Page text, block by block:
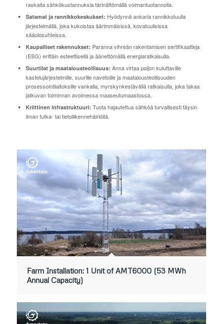
raskaita sähkökustannuksia tärinättömällä voimantuotannolla.
Satamat ja rannikkokeskukset: Hyödynnä ankaria rannikkotuulia
järjestelmällä, joka kukoistaa äärimmäisissä, kovatuulisissa
sääolosuhteissa.
Kaupalliset rakennukset: Paranna vihreän rakentamisen sertifikaatteja
(ESG) erittäin esteettisellä ja äänettömällä energiaratkaisulla.
Suurtilat ja maatalousteollisuus: Anna virtaa paljon kuluttaville
kastelujärjestelmille, suurille navetoille ja maatalousteollisuuden
prosessointilaitoksille vankalla, myrskynkestävällä ratkaisulla, joka takaa
jatkuvan toiminnan avoimessa maaseutumaastossa.
Kriittinen infrastruktuuri: Tuota hajautettua sähköä turvallisesti täysin
ilman tutka- tai tietoliikennehäiriöitä.
Farm Installation: 1 Unit of AMT6000 (53 MWh
Annual Capacity)